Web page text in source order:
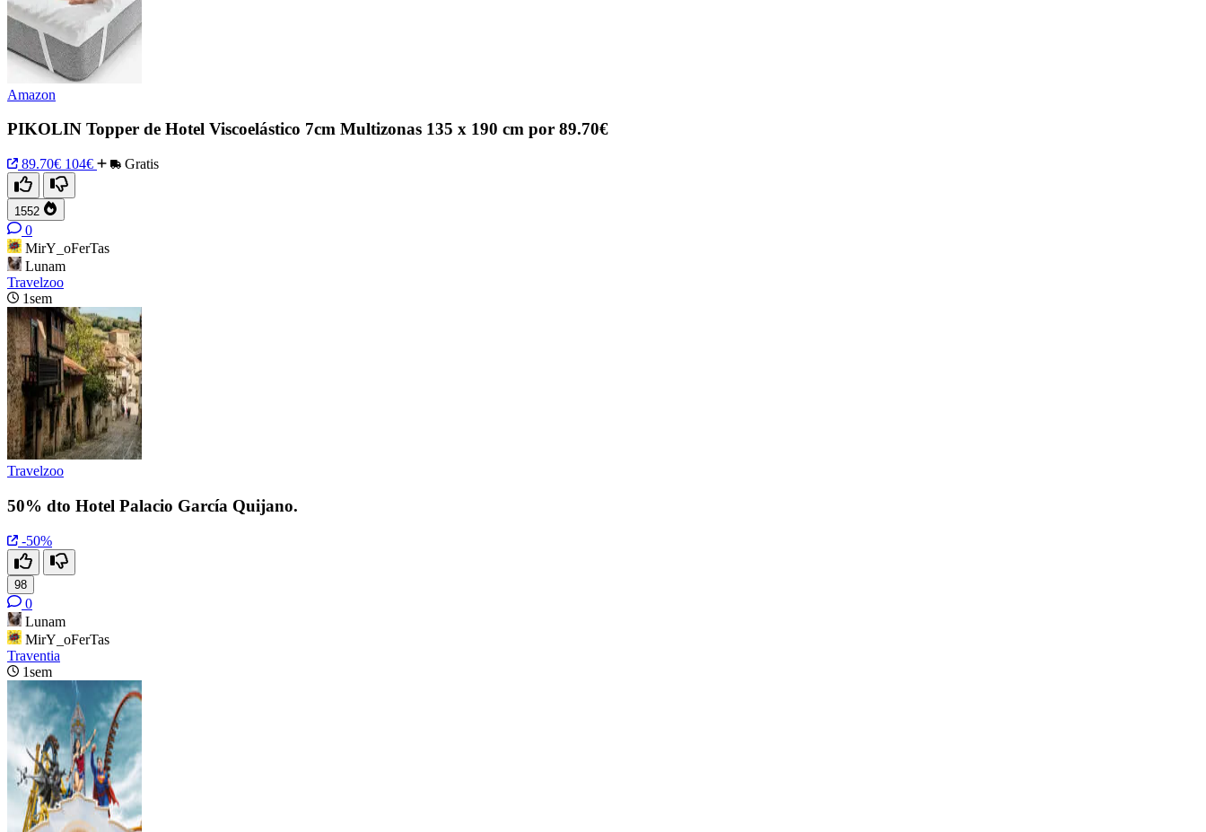
Amazon
PIKOLIN Topper de Hotel Viscoelástico 7cm Multizonas 135 x 190 cm por 89.70€
89.70€ 104€ Gratis
1552
0
MirY_oFerTas
Lunam
Travelzoo
1sem
Travelzoo
50% dto Hotel Palacio García Quijano.
-50%
98
0
Lunam
MirY_oFerTas
Traventia
1sem